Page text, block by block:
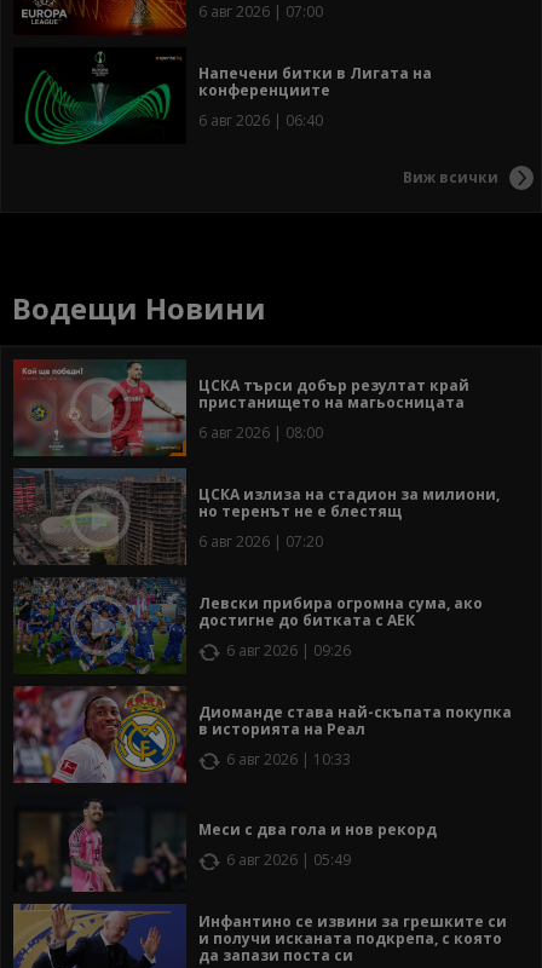
6 авг 2026 | 07:00
Напечени битки в Лигата на
конференциите
6 авг 2026 | 06:40
Виж всички
Водещи Новини
ЦСКА търси добър резултат край
пристанището на магьосницата
6 авг 2026 | 08:00
ЦСКА излиза на стадион за милиони,
но теренът не е блестящ
6 авг 2026 | 07:20
Левски прибира огромна сума, ако
достигне до битката с АЕК
6 авг 2026 | 09:26
Диоманде става най-скъпата покупка
в историята на Реал
6 авг 2026 | 10:33
Меси с два гола и нов рекорд
6 авг 2026 | 05:49
Инфантино се извини за грешките си
и получи исканата подкрепа, с която
да запази поста си